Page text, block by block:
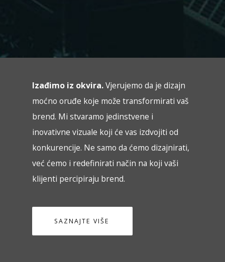
Izađimo iz okvira.Vjerujemo da je dizajn
moćno oruđe koje može transformirati vaš
brend. Mi stvaramo jedinstvene i
inovativne vizuale koji će vas izdvojiti od
konkurencije. Ne samo da ćemo dizajnirati,
već ćemo i redefinirati način na koji vaši
klijenti percipiraju brend.
SAZNAJTE VIŠE